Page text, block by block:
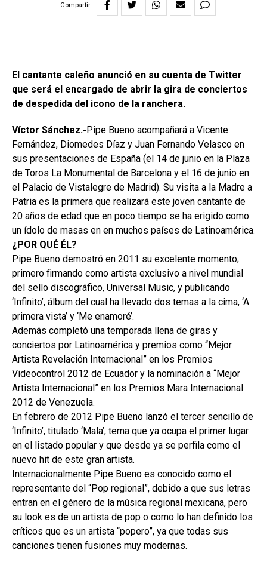
Compartir
El cantante caleño anunció en su cuenta de Twitter
que será el encargado de abrir la gira de conciertos
de despedida del icono de la ranchera.
Víctor Sánchez.- Pipe Bueno acompañará a Vicente
Fernández, Diomedes Díaz y Juan Fernando Velasco en
sus presentaciones de España (el 14 de junio en la Plaza
de Toros La Monumental de Barcelona y el 16 de junio en
el Palacio de Vistalegre de Madrid). Su visita a la Madre a
Patria es la primera que realizará este joven cantante de
20 años de edad que en poco tiempo se ha erigido como
un ídolo de masas en en muchos países de Latinoamérica.
¿POR QUÉ ÉL?
Pipe Bueno demostró en 2011 su excelente momento;
primero firmando como artista exclusivo a nivel mundial
del sello discográfico, Universal Music, y publicando
‘Infinito’, álbum del cual ha llevado dos temas a la cima, ‘A
primera vista’ y ‘Me enamoré’.
Además completó una temporada llena de giras y
conciertos por Latinoamérica y premios como “Mejor
Artista Revelación Internacional” en los Premios
Videocontrol 2012 de Ecuador y la nominación a “Mejor
Artista Internacional” en los Premios Mara Internacional
2012 de Venezuela.
En febrero de 2012 Pipe Bueno lanzó el tercer sencillo de
‘Infinito’, titulado ‘Mala’, tema que ya ocupa el primer lugar
en el listado popular y que desde ya se perfila como el
nuevo hit de este gran artista.
Internacionalmente Pipe Bueno es conocido como el
representante del “Pop regional”, debido a que sus letras
entran en el género de la música regional mexicana, pero
su look es de un artista de pop o como lo han definido los
críticos que es un artista “popero”, ya que todas sus
canciones tienen fusiones muy modernas.